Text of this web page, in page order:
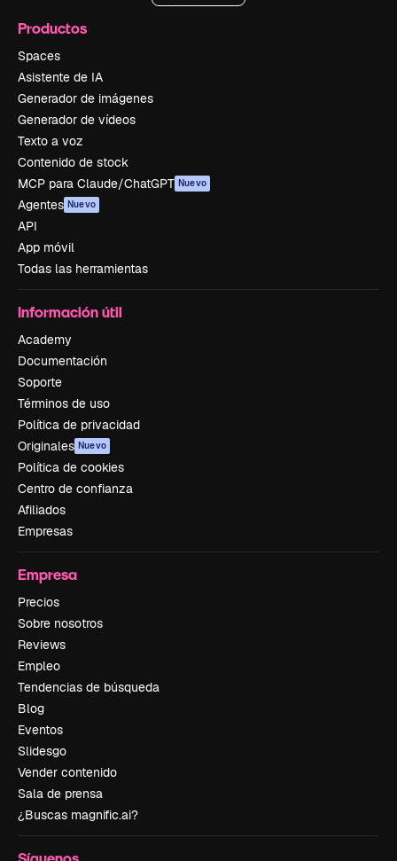
Productos
Spaces
Asistente de IA
Generador de imágenes
Generador de vídeos
Texto a voz
Contenido de stock
MCP para Claude/ChatGPT Nuevo
Agentes Nuevo
API
App móvil
Todas las herramientas
Información útil
Academy
Documentación
Soporte
Términos de uso
Política de privacidad
Originales Nuevo
Política de cookies
Centro de confianza
Afiliados
Empresas
Empresa
Precios
Sobre nosotros
Reviews
Empleo
Tendencias de búsqueda
Blog
Eventos
Slidesgo
Vender contenido
Sala de prensa
¿Buscas magnific.ai?